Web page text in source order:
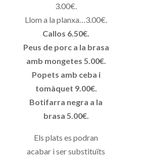
3.00€.
Llom a la planxa…3.00€.
Callos 6.50€.
Peus de porc a la brasa
amb mongetes 5.00€.
Popets amb ceba i
tomàquet 9.00€.
Botifarra negra a la
brasa 5.00€.
Els plats es podran
acabar i ser substituïts